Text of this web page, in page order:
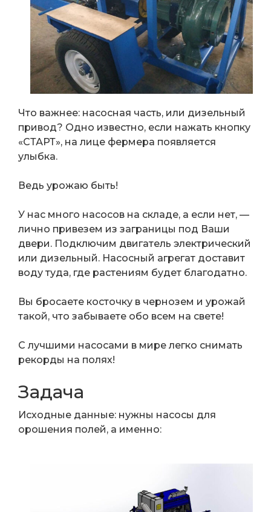
Что важнее: насосная часть, или дизельный
привод? Одно известно, если нажать кнопку
«СТАРТ», на лице фермера появляется
улыбка.
Ведь урожаю быть!
У нас много насосов на складе, а если нет, —
лично привезем из заграницы под Ваши
двери. Подключим двигатель электрический
или дизельный. Насосный агрегат доставит
воду туда, где растениям будет благодатно.
Вы бросаете косточку в чернозем и урожай
такой, что забываете обо всем на свете!
С лучшими насосами в мире легко снимать
рекорды на полях!
Задача
Исходные данные: нужны насосы для
орошения полей, а именно: